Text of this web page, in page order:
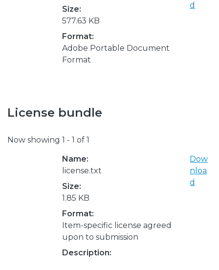
Size:
577.63 KB
Format:
Adobe Portable Document
Format
d
License bundle
Now showing 1 - 1 of 1
Name:
license.txt
Size:
1.85 KB
Format:
Item-specific license agreed
upon to submission
Description:
Dow
nloa
d